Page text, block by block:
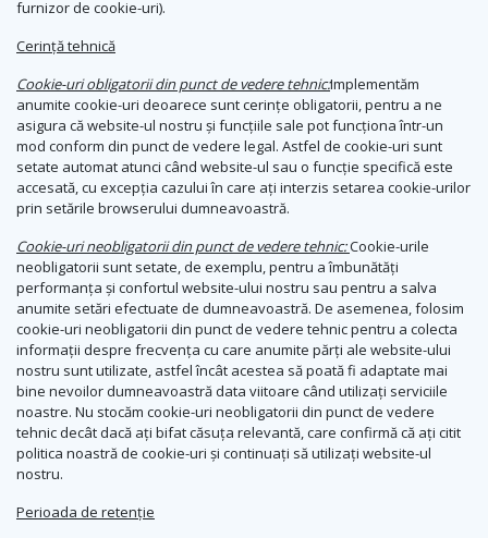
furnizor de cookie-uri).
Cerință tehnică
Cookie-uri obligatorii din punct de vedere tehnic:Implementăm
anumite cookie-uri deoarece sunt cerințe obligatorii, pentru a ne
asigura că website-ul nostru și funcțiile sale pot funcționa într-un
mod conform din punct de vedere legal. Astfel de cookie-uri sunt
setate automat atunci când website-ul sau o funcție specifică este
accesată, cu excepția cazului în care ați interzis setarea cookie-urilor
prin setările browserului dumneavoastră.
Cookie-uri neobligatorii din punct de vedere tehnic:Cookie-urile
neobligatorii sunt setate, de exemplu, pentru a îmbunătăți
performanța și confortul website-ului nostru sau pentru a salva
anumite setări efectuate de dumneavoastră. De asemenea, folosim
cookie-uri neobligatorii din punct de vedere tehnic pentru a colecta
informații despre frecvența cu care anumite părți ale website-ului
nostru sunt utilizate, astfel încât acestea să poată fi adaptate mai
bine nevoilor dumneavoastră data viitoare când utilizați serviciile
noastre. Nu stocăm cookie-uri neobligatorii din punct de vedere
tehnic decât dacă ați bifat căsuța relevantă, care confirmă că ați citit
politica noastră de cookie-uri și continuați să utilizați website-ul
nostru.
Perioada de retenție